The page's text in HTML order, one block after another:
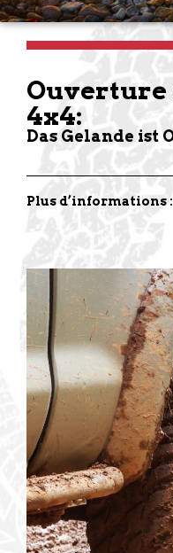
4x4:
Das Gelande ist
Plus d’informations :